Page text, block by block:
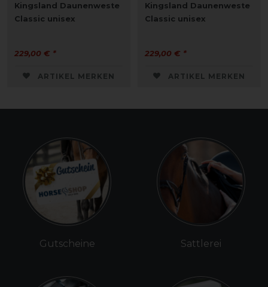
Kingsland Daunenweste
Classic unisex
229,00 € *
ARTIKEL MERKEN
Kingsland Daunenweste
Classic unisex
229,00 € *
ARTIKEL MERKEN
Gutscheine Sattlerei